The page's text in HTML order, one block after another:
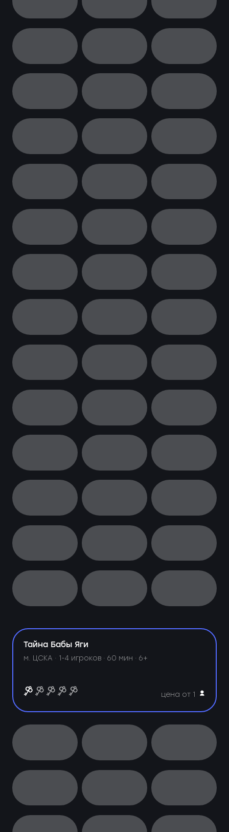
Тайна Бабы Яги
м. ЦСКА · 1-4 игроков · 60 мин · 6+
цена от 1